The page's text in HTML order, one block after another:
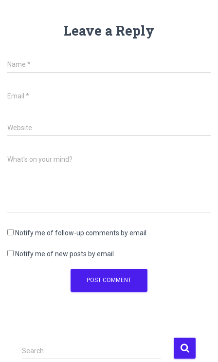
Leave a Reply
Name *
Email *
Website
What's on your mind?
Notify me of follow-up comments by email.
Notify me of new posts by email.
S
e
Search …